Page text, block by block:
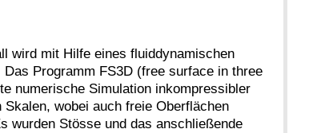
wird mit Hilfe eines fluiddynamischen
Programm FS3D (free surface in three
numerische Simulation inkompressibler
wobei auch freie Oberflächen
wurden Stösse und das anschließende